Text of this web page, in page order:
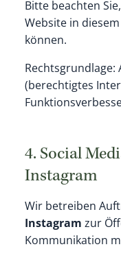
Bitte beachten
Website in
können.
Rechtsgrundlage:
(berechtigtes
4. Social
Instagram
Wir betreiben
Instagram zur
Kommunikation